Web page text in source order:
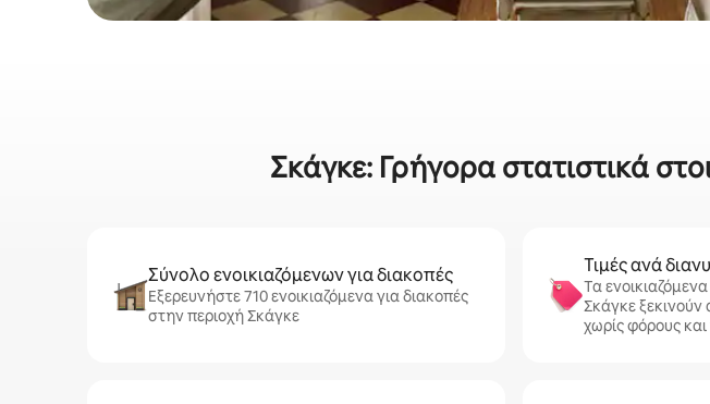
Σκάγκε: Γρήγορα στατιστικά
Σύνολο ενοικιαζόμενων για διακοπές
Εξερευνήστε 710 ενοικιαζόμενα για διακοπές
στην περιοχή Σκάγκε
Τιμές ανά
Τα
Σκάγκε
χωρίς φόρους